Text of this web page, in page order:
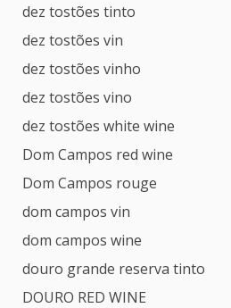
dez tostões tinto
dez tostões vin
dez tostões vinho
dez tostões vino
dez tostões white wine
Dom Campos red wine
Dom Campos rouge
dom campos vin
dom campos wine
douro grande reserva tinto
DOURO RED WINE